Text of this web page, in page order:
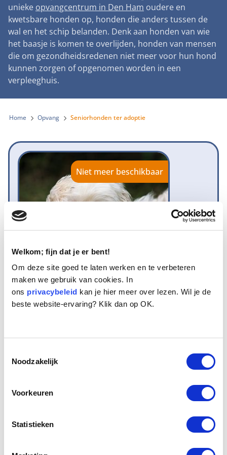
Welkom; fijn dat je er bent!
Om deze site goed te laten werken en te verbeteren
maken we gebruik van cookies. In
ons privacybeleid kan je hier meer over lezen. Wil je de
beste website-ervaring? Klik dan op OK.
Noodzakelijk
Voorkeuren
Statistieken
Landelijke registratie bijtincidenten
Verantwoord fokbeleid
Landelijk vuurwerkverbod
Verplichte pre-aanschaf cursus
Gemeentelijk meldpunt bijtincidenten
Bescherming tegen grasaren
Lezingen
Symposium Gemeentelijk Dierenbeleid
Teken onze petitie
Steun als bedrijf
Adopteer een seniorhond
Sponsor een seniorhond
Steun als vrijwilliger
Honden voor Honden Loop
Vraag een donatiebox aan
Wat wij doen
Onze organisatie
Samenwerking
Jaarverslag
Vacatures
Donateursmagazine Hond
Onze successen voor honden
Contactgegevens
Pers
Nieuws
Nieuwsbrief
Incassodata
Zoeken
unieke opvangcentrum in Den Ham oudere en
kwetsbare honden op, honden die anders tussen de
wal en het schip belanden. Denk aan honden van wie
het baasje is komen te overlijden, honden van mensen
die om gezondheidsredenen niet meer voor hun hond
kunnen zorgen of opgenomen worden in een
verpleeghuis.
Home Opvang Seniorhonden ter adoptie
Niet meer beschikbaar
Ras/type: Maltezer
Reden opvang:
Geplaatst.
Dit twaalf jaar oude Maltezerachtige hondje is een
reutje. Zijn 86 jarige eigenaresse was lichamelijk niet